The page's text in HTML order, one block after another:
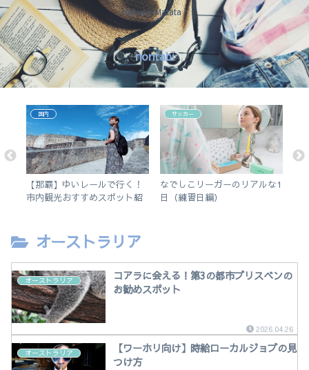
Hakuna Matata !
nontabi
国内
【那覇】ゆいレールで行く！
市内観光おすすめスポット紹
サッカー
なでしこリーガーのリアルな1
日（練習日編）
オーストラリア
オーストラリア
コアラに会える！第3の都市ブリスベンの
お勧めスポット
2026.04.26
オーストラリア
【ワーホリ向け】時給ローカルジョブの見
つけ方